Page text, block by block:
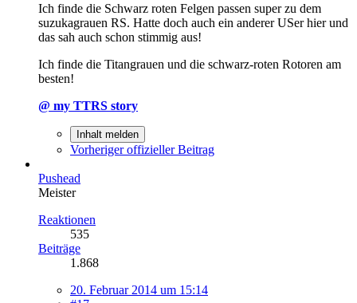
Ich finde die Schwarz roten Felgen passen super zu dem
suzukagrauen RS. Hatte doch auch ein anderer USer hier und
das sah auch schon stimmig aus!
Ich finde die Titangrauen und die schwarz-roten Rotoren am
besten!
@ my TTRS story
Inhalt melden
Vorheriger offizieller Beitrag
Pushead
Meister
Reaktionen
535
Beiträge
1.868
20. Februar 2014 um 15:14